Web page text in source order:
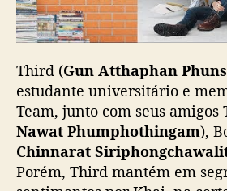
Third (Gun Atthaphan
estudante universitário e
Team, junto com seus amigos
Nawat Phumphothingam),
Chinnarat
Porém, Third mantém em